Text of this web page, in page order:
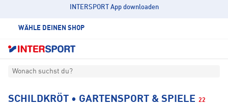
INTERSPORT App downloaden
WÄHLE DEINEN SHOP
Wonach suchst du?
SCHILDKRÖT • GARTENSPORT & SPIELE 22